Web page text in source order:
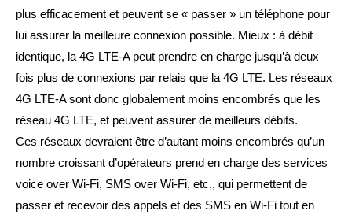
plus efficacement et peuvent se « passer » un téléphone pour
lui assurer la meilleure connexion possible. Mieux : à débit
identique, la 4G LTE-A peut prendre en charge jusqu’à deux
fois plus de connexions par relais que la 4G LTE. Les réseaux
4G LTE-A sont donc globalement moins encombrés que les
réseau 4G LTE, et peuvent assurer de meilleurs débits.
Ces réseaux devraient être d’autant moins encombrés qu’un
nombre croissant d’opérateurs prend en charge des services
voice over Wi-Fi, SMS over Wi-Fi, etc., qui permettent de
passer et recevoir des appels et des SMS en Wi-Fi tout en